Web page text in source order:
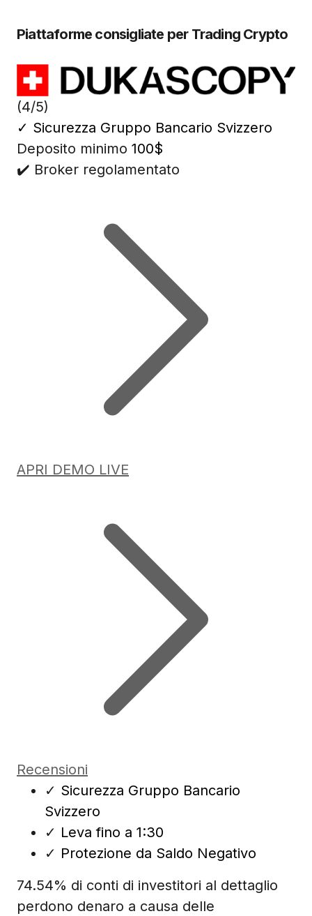
Piattaforme consigliate per Trading Crypto
(4/5)
✓ Sicurezza Gruppo Bancario Svizzero
Deposito minimo 100$
✔️ Broker regolamentato
APRI DEMO LIVE
Recensioni
✓ Sicurezza Gruppo Bancario
Svizzero
✓ Leva fino a 1:30
✓ Protezione da Saldo Negativo
74.54% di conti di investitori al dettaglio
perdono denaro a causa delle